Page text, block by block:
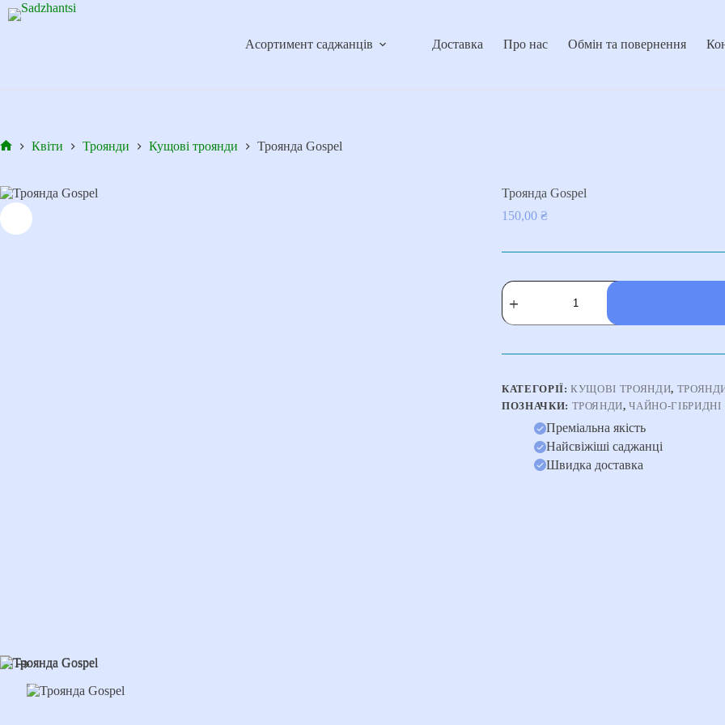
Перейти
до
Асортимент саджанців Доставка Про нас Обмін та повернення
Квіти Троянди Кущові троянди Троянда Gospel
Троянда Gospel
150,00 ₴
Троянда
Gospel
кількість
КАТЕГОРІЇ:КУЩОВІ ТРОЯНДИ,
ПОЗНАЧКИ: ТРОЯНДИ,ЧАЙНО-ГІБРИДНІ
Преміальна якість
Найсвіжіші саджанці
Швидка доставка